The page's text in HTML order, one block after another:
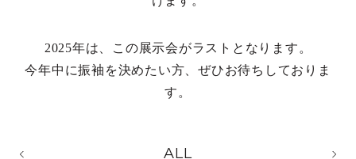
2025年は、この展示会がラストとなります。
今年中に振袖を決めたい方、ぜひお待ちしておりま
す。
ALL